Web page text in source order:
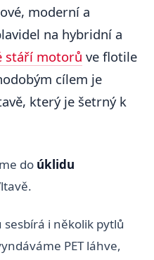
moderní a
na hybridní a
stáří motorů ve flotile
cílem je
který je šetrný k
do úklidu
i několik pytlů
PET láhve,